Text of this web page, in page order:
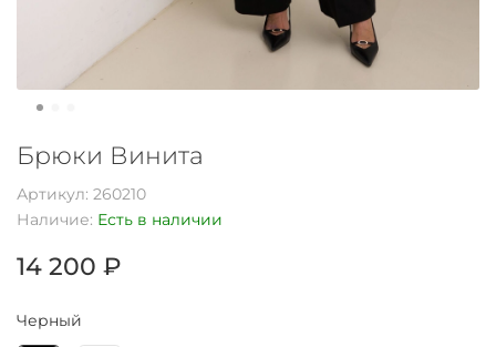
Брюки Винита
Артикул: 260210
Наличие: Есть в наличии
14 200 ₽
Черный